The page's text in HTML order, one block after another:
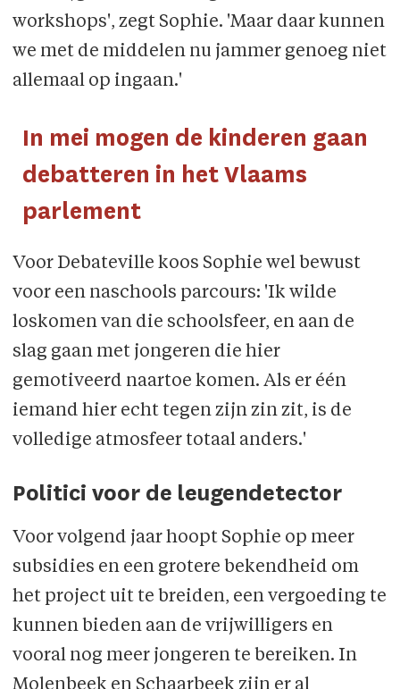
workshops', zegt Sophie. 'Maar daar kunnen
we met de middelen nu jammer genoeg niet
allemaal op ingaan.'
In mei mogen de kinderen gaan
debatteren in het Vlaams
parlement
Voor Debateville koos Sophie wel bewust
voor een naschools parcours: 'Ik wilde
loskomen van die schoolsfeer, en aan de
slag gaan met jongeren die hier
gemotiveerd naartoe komen. Als er één
iemand hier echt tegen zijn zin zit, is de
volledige atmosfeer totaal anders.'
Politici voor de leugendetector
Voor volgend jaar hoopt Sophie op meer
subsidies en een grotere bekendheid om
het project uit te breiden, een vergoeding te
kunnen bieden aan de vrijwilligers en
vooral nog meer jongeren te bereiken. In
Molenbeek en Schaarbeek zijn er al